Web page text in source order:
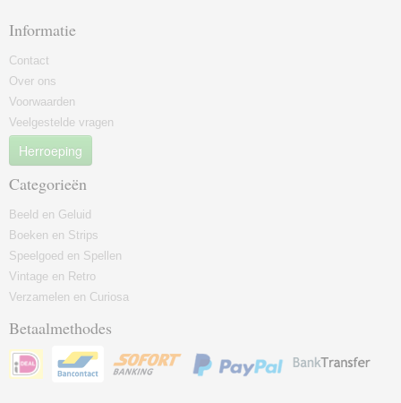
Informatie
Contact
Over ons
Voorwaarden
Veelgestelde vragen
Herroeping
Categorieën
Beeld en Geluid
Boeken en Strips
Speelgoed en Spellen
Vintage en Retro
Verzamelen en Curiosa
Betaalmethodes